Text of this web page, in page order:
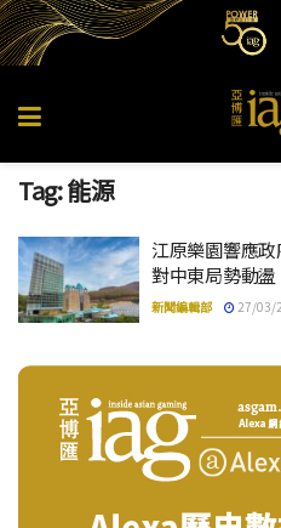
Tag:能源
江原樂園響應
對中東局勢動盪
新聞編輯部 27/03/